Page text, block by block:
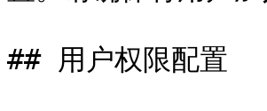
## 用户权限配置